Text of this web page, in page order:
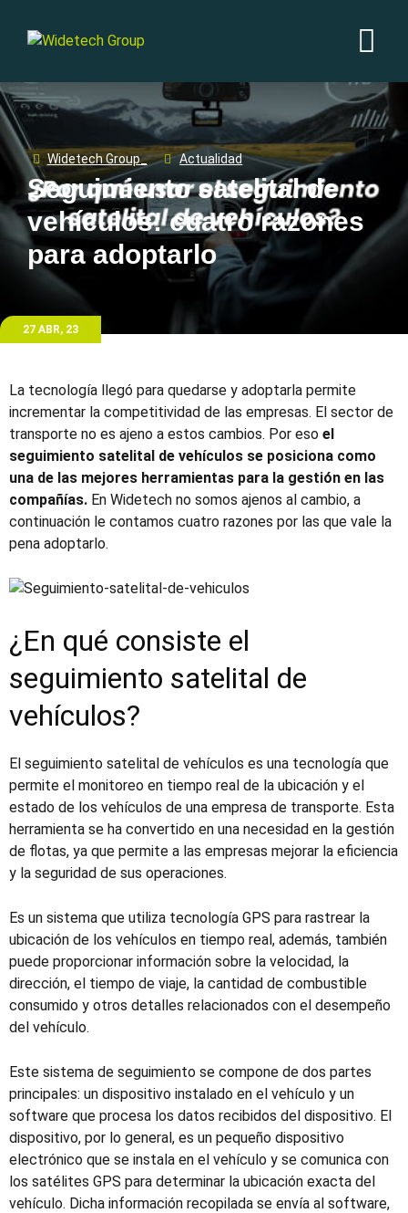
Widetech Group_ Actualidad
Seguimiento satelital de
vehículos: cuatro razones
para adoptarlo
27 ABR, 23
La tecnología llegó para quedarse y adoptarla permite
incrementar la competitividad de las empresas. El sector de
transporte no es ajeno a estos cambios. Por eso el
seguimiento satelital de vehículos se posiciona como
una de las mejores herramientas para la gestión en las
compañías. En Widetech no somos ajenos al cambio, a
continuación le contamos cuatro razones por las que vale la
pena adoptarlo.
¿En qué consiste el
seguimiento satelital de
vehículos?
El seguimiento satelital de vehículos es una tecnología que
permite el monitoreo en tiempo real de la ubicación y el
estado de los vehículos de una empresa de transporte. Esta
herramienta se ha convertido en una necesidad en la gestión
de flotas, ya que permite a las empresas mejorar la eficiencia
y la seguridad de sus operaciones.
Es un sistema que utiliza tecnología GPS para rastrear la
ubicación de los vehículos en tiempo real, además, también
puede proporcionar información sobre la velocidad, la
dirección, el tiempo de viaje, la cantidad de combustible
consumido y otros detalles relacionados con el desempeño
del vehículo.
Este sistema de seguimiento se compone de dos partes
principales: un dispositivo instalado en el vehículo y un
software que procesa los datos recibidos del dispositivo. El
dispositivo, por lo general, es un pequeño dispositivo
electrónico que se instala en el vehículo y se comunica con
los satélites GPS para determinar la ubicación exacta del
vehículo. Dicha información recopilada se envía al software,